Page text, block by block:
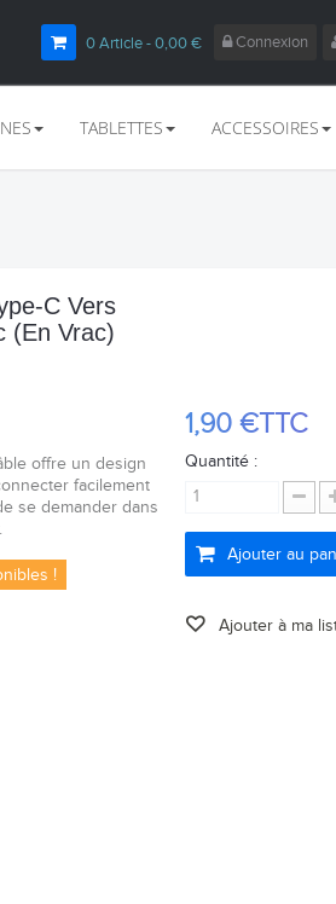
Connexion
0Article- 0,00 €
TABLETTES ACCESSOIRES
C Vers
(En Vrac)
offre un design
facilement
se demander dans
!
1,90 €TTC
Quantité :
Ajouter au
Ajouter à ma